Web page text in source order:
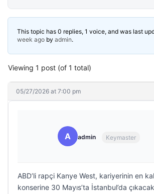
This topic has 0 replies, 1 voice, and was last
week ago by admin.
Viewing 1 post (of 1 total)
05/27/2026 at 7:00 pm
A admin Keymaster
ABD’li rapçi Kanye West, kariyerinin en
konserine 30 Mayıs’ta İstanbul’da